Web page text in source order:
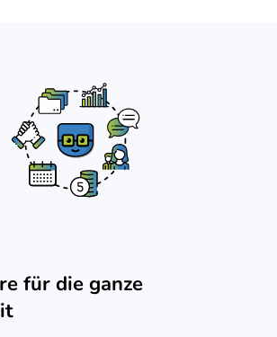
für die ganze